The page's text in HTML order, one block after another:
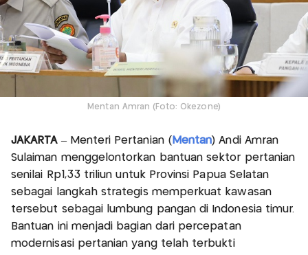
Mentan Amran (Foto: Okezone)
JAKARTA– Menteri Pertanian ( Mentan) Andi Amran
Sulaiman menggelontorkan bantuan sektor pertanian
senilai Rp1,33 triliun untuk Provinsi Papua Selatan
sebagai langkah strategis memperkuat kawasan
tersebut sebagai lumbung pangan di Indonesia timur.
Bantuan ini menjadi bagian dari percepatan
modernisasi pertanian yang telah terbukti